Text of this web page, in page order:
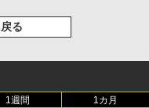
る
1週間 1カ月